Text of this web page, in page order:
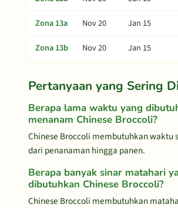
Zona 13a
Nov 20 Jan 15
Zona 13b
Nov 20 Jan 15
Pertanyaan yang Sering
Berapa lama waktu yang
menanam Chinese Broccoli?
Chinese Broccoli membutuhkan waktu
dari penanaman hingga panen.
Berapa banyak sinar matahari
dibutuhkan Chinese Broccoli?
Chinese Broccoli membutuhkan